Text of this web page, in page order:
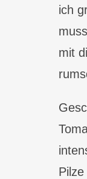
ich
mit